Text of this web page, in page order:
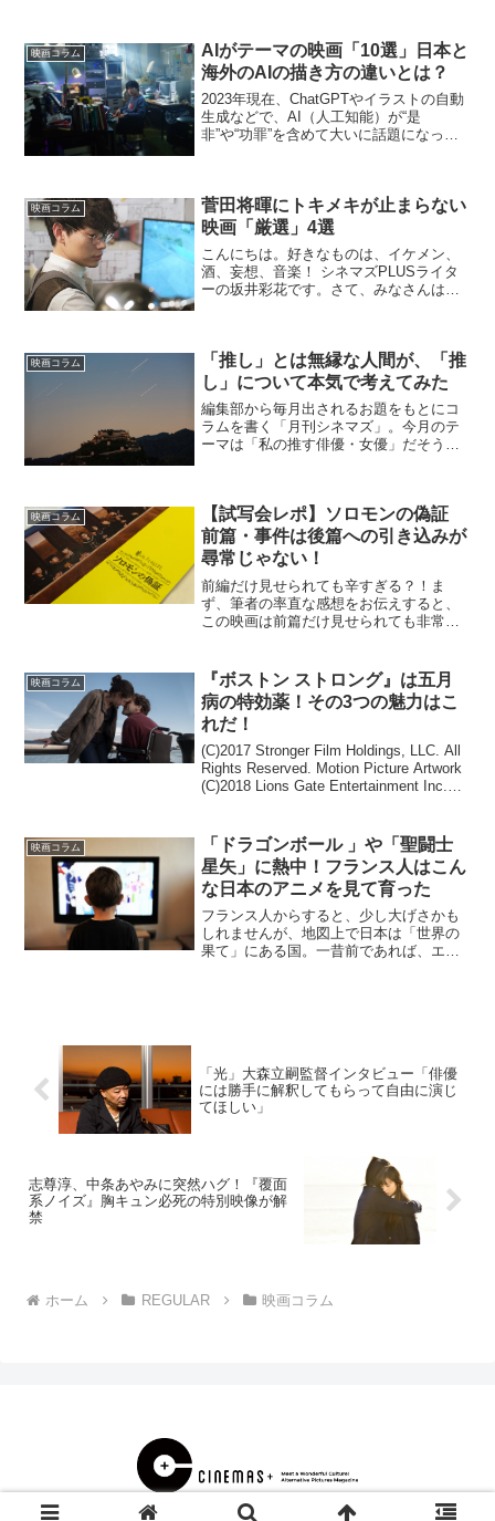
映画コラム
AIがテーマの映画「10選」日本と
海外のAIの描き方の違いとは？
2023年現在、ChatGPTやイラストの自動
生成などで、AI（人工知能）が“是
非”や“功罪”を含めて大いに話題になって
事を奪っ...
映画コラム
菅田将暉にトキメキが止まらない
映画「厳選」4選
こんにちは。好きなものは、イケメン、
酒、妄想、音楽！ シネマズPLUSライタ
ーの坂井彩花です。さて、みなさんは
が出てるからに...
映画コラム
「推し」とは無縁な人間が、「推
し」について本気で考えてみた
編集部から毎月出されるお題をもとにコ
ラムを書く「月刊シネマズ」。今月のテ
ーマは「私の推す俳優・女優」だそう
ま『走れメロス』を写経して...
映画コラム
【試写会レポ】ソロモンの偽証
前篇・事件は後篇への引き込みが
尋常じゃない！
前編だけ見せられても辛すぎる？！ま
ず、筆者の率直な感想をお伝えすると、
この映画は前篇だけ見せられても非常に
身悶えていました。ここまで、モヤモヤ
感を味わえる映画に出会えた...
映画コラム
『ボストン ストロング』は五月
病の特効薬！その3つの魅力はこ
れだ！
(C)2017 Stronger Film Holdings, LLC. All
Rights Reserved. Motion Picture Artwork
(C)2018 Lions Gate Entertainment Inc.
映画コラム
「ドラゴンボール 」や「聖闘士
星矢」に熱中！フランス人はこん
な日本のアニメを見て育った
フランス人からすると、少し大げさかも
しれませんが、地図上で日本は「世界の
果て」にある国。一昔前であれば、エキ
「光」大森立嗣監督インタビュー「俳優
には勝手に解釈してもらって自由に演じ
てほしい」
志尊淳、中条あやみに突然ハグ！『覆面
系ノイズ』胸キュン必死の特別映像が解
禁
ホーム REGULAR 映画コラム
© 2000 CINEMAS＋.